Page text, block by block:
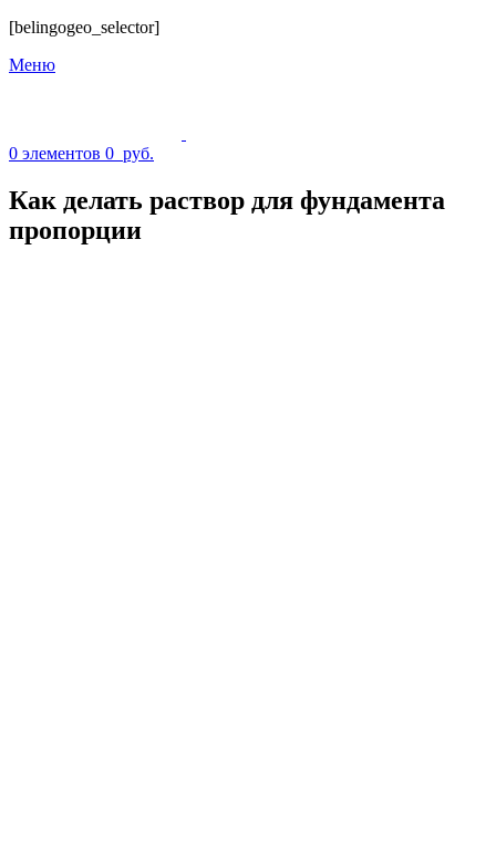
[belingogeo_selector]
Меню
0 элементов 0 руб.
Как делать раствор для фундамента
пропорции